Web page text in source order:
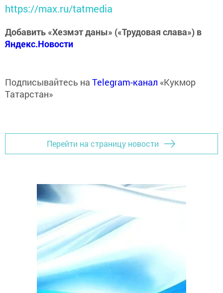
https://max.ru/tatmedia
Добавить «Хезмэт даны» («Трудовая слава») в
Яндекс.Новости
Подписывайтесь на Telegram-канал «Кукмор
Татарстан»
Перейти на страницу новости